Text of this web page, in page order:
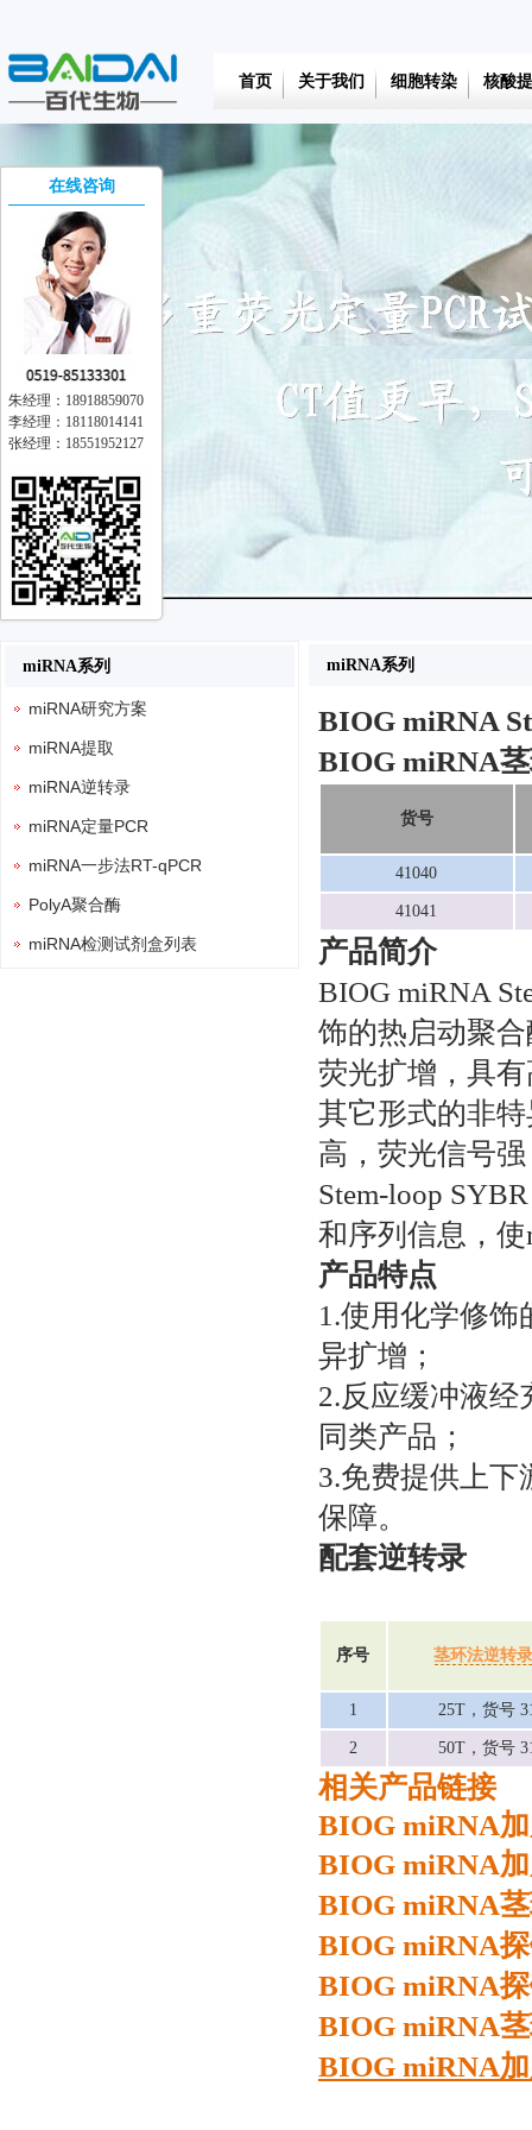
首页 关于我们 细胞转染 核酸
miRNA系列
BIOG miRNA
BIOG miRNA
货号
41040
41041
产品简介
BIOG miRNA
饰的热启动聚
荧光扩增，具
其它形式的非
高，荧光信号
Stem-loop
和序列信息，
产品特点
1.使用化学修
异扩增；
2.反应缓冲液经
同类产品；
3.免费提供上下
保障。
配套逆转录
序号 茎环法逆转
1 25T，货号
2 50T，货号
相关产品链接
BIOG miRNA
BIOG miRNA
BIOG miRNA
BIOG miRNA
BIOG miRNA
BIOG miRNA
BIOG miRNA
miRNA系列
miRNA研究方案
miRNA提取
miRNA逆转录
miRNA定量PCR
miRNA一步法RT-qPCR
PolyA聚合酶
miRNA检测试剂盒列表
在线咨询
朱经理：18918859070
李经理：18118014141
张经理：18551952127
在线交流
离线留言